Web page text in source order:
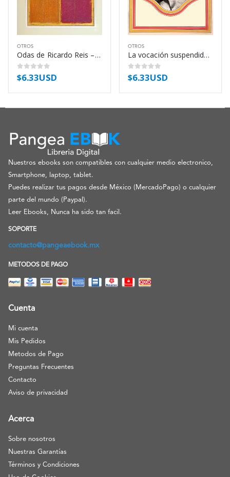
OTROS
Odas de Ricardo Reis – Fernando Pessoa
0out of 5
$6.33USD
OTROS
La vocación suspendida – Pierre Klossowski
0out of 5
$6.33USD
Nuestros ebooks son compatibles con cualquier medio electronico,
Smartphone, laptop, tablet.
Puedes realizar tus pagos desde México (MercadoPago) o cualquier
parte del mundo (Paypal).
Leer Ebooks, Nunca ha sido tan facil.
SOPORTE
contacto@pangeaebook.mx
METODOS DE PAGO
Cuenta
Mi cuenta
Mis Pedidos
Metodos de Pago
Preguntas Frecuentes
Contacto
Aviso de privacidad
Acerca
Sobre nosotros
Nuestras Garantías
Términos y Condiciones